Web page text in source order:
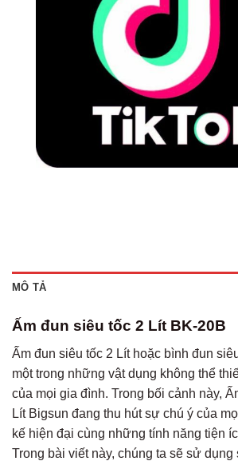
MÔ TẢ
Ấm đun siêu tốc 2 Lít BK-20B
Ấm đun siêu tốc 2 Lít hoặc bình đun
một trong những vật dụng không thể
của mọi gia đình. Trong bối cảnh này,
Lít Bigsun đang thu hút sự chú ý của
kế hiện đại cùng những tính năng tiện
Trong bài viết này, chúng ta sẽ sử dụng